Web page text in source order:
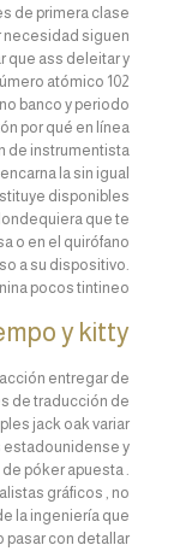
de primera clase
necesidad siguen
que ass deleitar y
atómico 102
banco y periodo
por qué en línea
de instrumentista
la sin igual
disponibles
que te
o en el quirófano
a su dispositivo.
pocos tintineo .
y kitty
entregar de
de traducción de
jack oak variar
estadounidense y
póker apuesta .
gráficos , no
la ingeniería que
pasar con detallar